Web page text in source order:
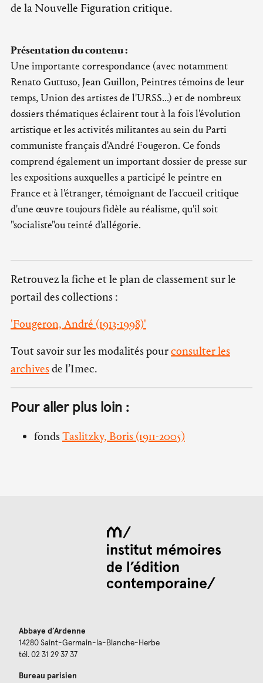
de la Nouvelle Figuration critique.
Présentation du contenu :
Une importante correspondance (avec notamment
Renato Guttuso, Jean Guillon, Peintres témoins de leur
temps, Union des artistes de l'URSS...) et de nombreux
dossiers thématiques éclairent tout à la fois l'évolution
artistique et les activités militantes au sein du Parti
communiste français d'André Fougeron. Ce fonds
comprend également un important dossier de presse sur
les expositions auxquelles a participé le peintre en
France et à l'étranger, témoignant de l'accueil critique
d'une œuvre toujours fidèle au réalisme, qu'il soit
"socialiste"ou teinté d'allégorie.
Retrouvez la fiche et le plan de classement sur le
portail des collections :
'Fougeron, André (1913-1998)'
Tout savoir sur les modalités pourconsulter les
archivesde l’Imec.
Pour aller plus loin :
fondsTaslitzky, Boris (1911-2005)
Abbaye d’Ardenne
14280 Saint-Germain-la-Blanche-Herbe
tél. 02 31 29 37 37
Bureau parisien